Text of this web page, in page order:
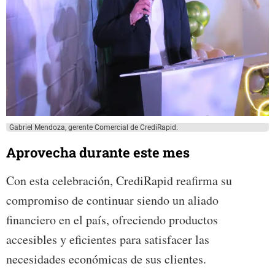
Gabriel Mendoza, gerente Comercial de CrediRapid.
Aprovecha durante este mes
Con esta celebración, CrediRapid reafirma su
compromiso de continuar siendo un aliado
financiero en el país, ofreciendo productos
accesibles y eficientes para satisfacer las
necesidades económicas de sus clientes.